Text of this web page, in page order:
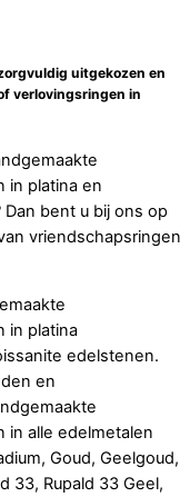
uitgekozen en
verlovingsringen in
in platina en
bent u bij ons op
vriendschapsringen
in platina
edelstenen.
en
in alle edelmetalen
Goud, Geelgoud,
33, Rupald 33 Geel,